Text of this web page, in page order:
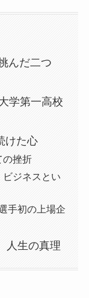
んだ二つ
学第一高校
けた心
の挫折
ジネスとい
手初の上場企
人生の真理